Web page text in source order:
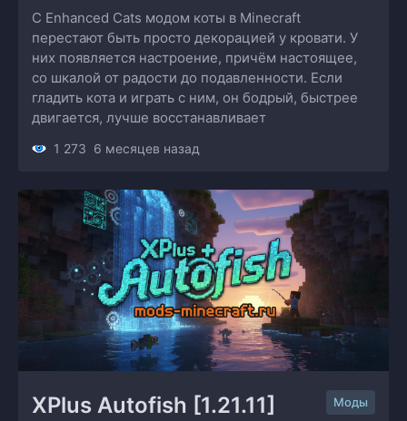
С Enhanced Cats модом коты в Minecraft
перестают быть просто декорацией у кровати. У
них появляется настроение, причём настоящее,
со шкалой от радости до подавленности. Если
гладить кота и играть с ним, он бодрый, быстрее
двигается, лучше восстанавливает
1 273 6 месяцев назад
XPlus Autofish [1.21.11]
Моды